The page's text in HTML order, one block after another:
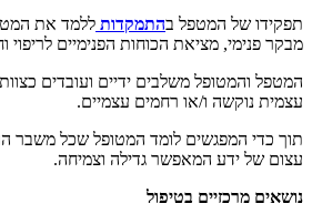
תפקידו של המטפל בהתמקדות ללמד את
מבקר פנימי, מציאת הכוחות הפנימיים לריפוי
המטפל והמטופל משלבים ידיים ועובדים
עצמית נוקשה ו/או רחמים עצמיים.
תוך כדי המפגשים לומד המטופל שכל משבר
עצום של ידע המאפשר גדילה וצמיחה.
נושאים מרכזיים בטיפול